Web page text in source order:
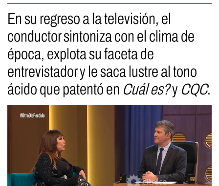
En su regreso a la televisión, el
conductor sintoniza con el clima de
época, explota su faceta de
entrevistador y le saca lustre al tono
ácido que patentó en Cuál es?y CQC.